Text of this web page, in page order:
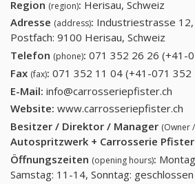
Region (region): Herisau, Schweiz
Adresse (address): Industriestrasse
Postfach: 9100 Herisau, Schweiz
Telefon (phone): 071 352 26 26 (+41-
Fax (fax): 071 352 11 04 (+41-071 352
E-Mail: info@carrosseriepfister.ch
Website: www.carrosseriepfister.ch
Besitzer / Direktor / Manager (Owner
Autospritzwerk + Carrosserie Pfister
Öffnungszeiten (opening hours):
Samstag: 11-14, Sonntag: geschlossen